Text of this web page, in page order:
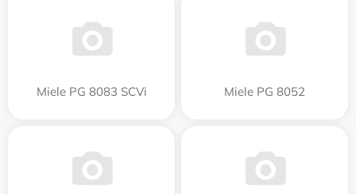
Miele PG 8083 SCVi Miele PG 8052